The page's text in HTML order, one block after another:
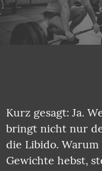
Kurz gesagt: Ja.
bringt nicht nur
die Libido.
Gewichte hebst,